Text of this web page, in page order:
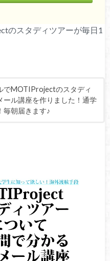
のスタディツアーが毎日1
でMOTIProjectのスタディ
ール講座を作りました！通学
毎朝届きます♪